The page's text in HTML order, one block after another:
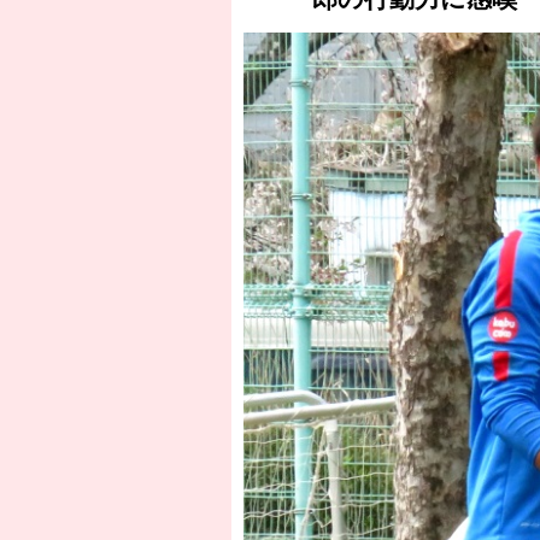
［3218号］WEEKLY EG SELECTION
［3219号］特別な覇者へ 大逆転か連
［3220号］伝説の王者、黄金のシャー